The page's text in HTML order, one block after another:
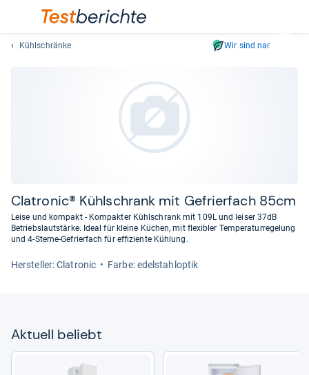
und
lassen
Kühlschränke Wir sind nachhaltig
Cla­tro­nic® Kühl­schrank mit Gefrier­fach 85cm
Leise und kompakt - Kompakter Kühlschrank mit 109L und leiser 37dB
Betriebslautstärke. Ideal für kleine Küchen, mit flexibler Temperaturregelung
und 4-Sterne-Gefrierfach für effiziente Kühlung.
Her­stel­ler: Clatronic Farbe: edelstahloptik
Aktu­ell beliebt